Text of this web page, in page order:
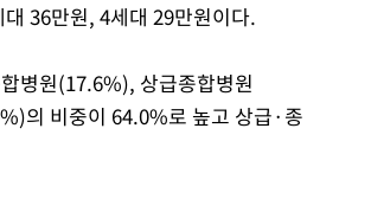
36만원, 4세대 29만원이다.
병원(17.6%), 상급종합병원
의 비중이 64.0%로 높고 상급·종